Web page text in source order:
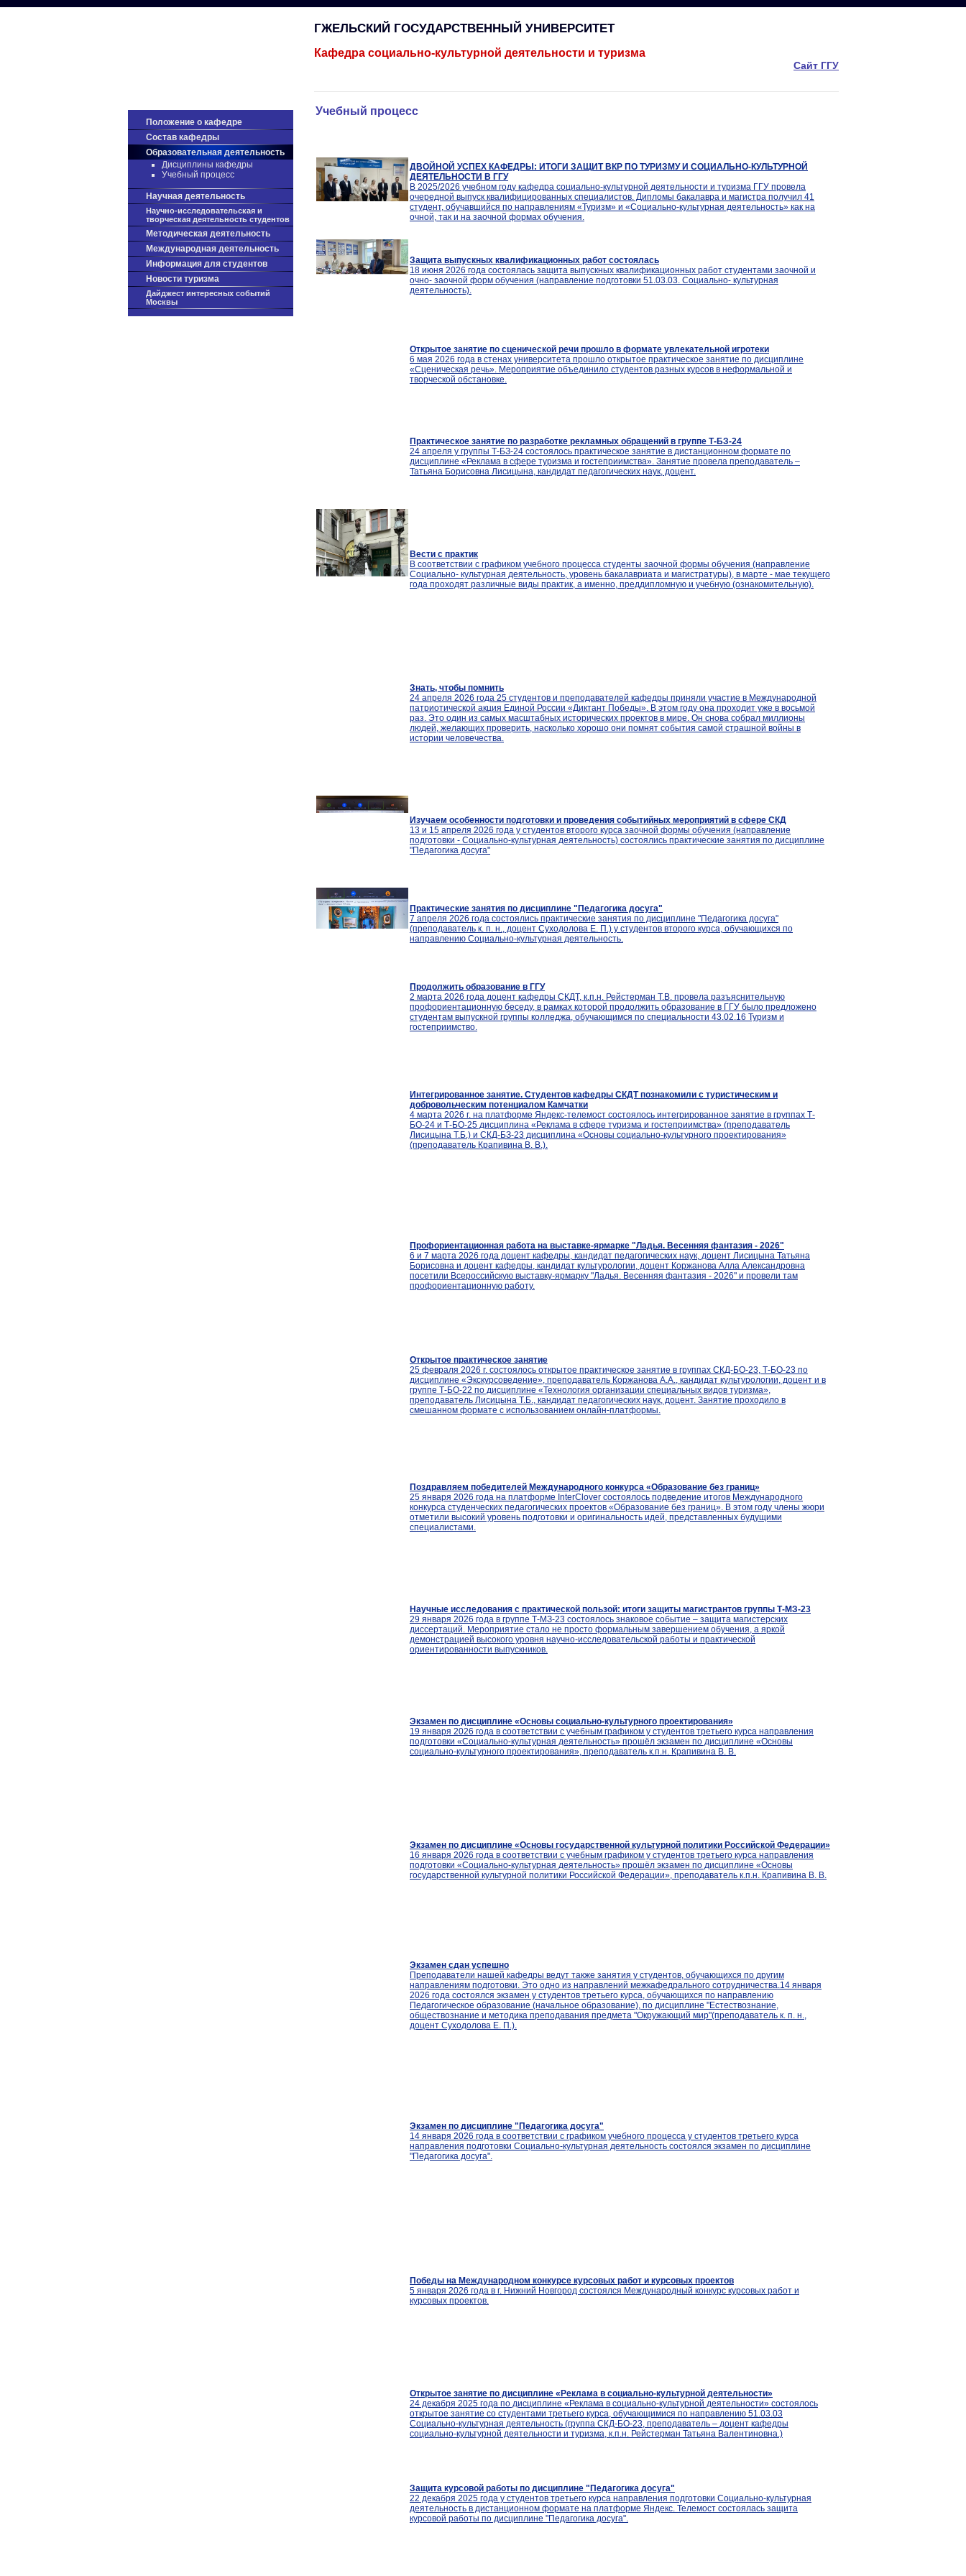
ГЖЕЛЬСКИЙ ГОСУДАРСТВЕННЫЙ УНИВЕРСИТЕТ
Кафедра социально-культурной деятельности и туризма
Сайт ГГУ
Положение о кафедре
Состав кафедры
Образовательная деятельность
Дисциплины кафедры
Учебный процесс
Научная деятельность
Научно-исследовательская и
творческая деятельность студентов
Методическая деятельность
Международная деятельность
Информация для студентов
Новости туризма
Дайджест интересных событий
Москвы
Учебный процесс
ДВОЙНОЙ УСПЕХ КАФЕДРЫ: ИТОГИ ЗАЩИТ ВКР ПО ТУРИЗМУ И СОЦИАЛЬНО-КУЛЬТУРНОЙ
ДЕЯТЕЛЬНОСТИ В ГГУ
В 2025/2026 учебном году кафедра социально-культурной деятельности и туризма ГГУ провела
очередной выпуск квалифицированных специалистов. Дипломы бакалавра и магистра получил 41
студент, обучавшийся по направлениям «Туризм» и «Социально-культурная деятельность» как на
очной, так и на заочной формах обучения.
Защита выпускных квалификационных работ состоялась
18 июня 2026 года состоялась защита выпускных квалификационных работ студентами заочной и
очно- заочной форм обучения (направление подготовки 51.03.03. Социально- культурная
деятельность).
Открытое занятие по сценической речи прошло в формате увлекательной игротеки
6 мая 2026 года в стенах университета прошло открытое практическое занятие по дисциплине
«Сценическая речь». Мероприятие объединило студентов разных курсов в неформальной и
творческой обстановке.
Практическое занятие по разработке рекламных обращений в группе Т-БЗ-24
24 апреля у группы Т-БЗ-24 состоялось практическое занятие в дистанционном формате по
дисциплине «Реклама в сфере туризма и гостеприимства». Занятие провела преподаватель –
Татьяна Борисовна Лисицына, кандидат педагогических наук, доцент.
Вести с практик
В соответствии с графиком учебного процесса студенты заочной формы обучения (направление
Социально- культурная деятельность, уровень бакалавриата и магистратуры), в марте - мае текущего
года проходят различные виды практик, а именно, преддипломную и учебную (ознакомительную).
Знать, чтобы помнить
24 апреля 2026 года 25 студентов и преподавателей кафедры приняли участие в Международной
патриотической акция Единой России «Диктант Победы». В этом году она проходит уже в восьмой
раз. Это один из самых масштабных исторических проектов в мире. Он снова собрал миллионы
людей, желающих проверить, насколько хорошо они помнят события самой страшной войны в
истории человечества.
Изучаем особенности подготовки и проведения событийных мероприятий в сфере СКД
13 и 15 апреля 2026 года у студентов второго курса заочной формы обучения (направление
подготовки - Социально-культурная деятельность) состоялись практические занятия по дисциплине
"Педагогика досуга"
Практические занятия по дисциплине "Педагогика досуга"
7 апреля 2026 года состоялись практические занятия по дисциплине "Педагогика досуга"
(преподаватель к. п. н., доцент Суходолова Е. П.) у студентов второго курса, обучающихся по
направлению Социально-культурная деятельность.
Продолжить образование в ГГУ
2 марта 2026 года доцент кафедры СКДТ, к.п.н. Рейстерман Т.В. провела разъяснительную
профориентационную беседу, в рамках которой продолжить образование в ГГУ было предложено
студентам выпускной группы колледжа, обучающимся по специальности 43.02.16 Туризм и
гостеприимство.
Интегрированное занятие. Студентов кафедры СКДТ познакомили с туристическим и
добровольческим потенциалом Камчатки
4 марта 2026 г. на платформе Яндекс-телемост состоялось интегрированное занятие в группах Т-
БО-24 и Т-БО-25 дисциплина «Реклама в сфере туризма и гостеприимства» (преподаватель
Лисицына Т.Б.) и СКД-БЗ-23 дисциплина «Основы социально-культурного проектирования»
(преподаватель Крапивина В. В.).
Профориентационная работа на выставке-ярмарке "Ладья. Весенняя фантазия - 2026"
6 и 7 марта 2026 года доцент кафедры, кандидат педагогических наук, доцент Лисицына Татьяна
Борисовна и доцент кафедры, кандидат культурологии, доцент Коржанова Алла Александровна
посетили Всероссийскую выставку-ярмарку "Ладья. Весенняя фантазия - 2026" и провели там
профориентационную работу.
Открытое практическое занятие
25 февраля 2026 г. состоялось открытое практическое занятие в группах СКД-БО-23, Т-БО-23 по
дисциплине «Экскурсоведение», преподаватель Коржанова А.А., кандидат культурологии, доцент и в
группе Т-БО-22 по дисциплине «Технология организации специальных видов туризма»,
преподаватель Лисицына Т.Б., кандидат педагогических наук, доцент. Занятие проходило в
смешанном формате с использованием онлайн-платформы.
Поздравляем победителей Международного конкурса «Образование без границ»
25 января 2026 года на платформе InterClover состоялось подведение итогов Международного
конкурса студенческих педагогических проектов «Образование без границ». В этом году члены жюри
отметили высокий уровень подготовки и оригинальность идей, представленных будущими
специалистами.
Научные исследования с практической пользой: итоги защиты магистрантов группы Т-МЗ-23
29 января 2026 года в группе Т-МЗ-23 состоялось знаковое событие – защита магистерских
диссертаций. Мероприятие стало не просто формальным завершением обучения, а яркой
демонстрацией высокого уровня научно-исследовательской работы и практической
ориентированности выпускников.
Экзамен по дисциплине «Основы социально-культурного проектирования»
19 января 2026 года в соответствии с учебным графиком у студентов третьего курса направления
подготовки «Социально-культурная деятельность» прошёл экзамен по дисциплине «Основы
социально-культурного проектирования», преподаватель к.п.н. Крапивина В. В.
Экзамен по дисциплине «Основы государственной культурной политики Российской Федерации»
16 января 2026 года в соответствии с учебным графиком у студентов третьего курса направления
подготовки «Социально-культурная деятельность» прошёл экзамен по дисциплине «Основы
государственной культурной политики Российской Федерации», преподаватель к.п.н. Крапивина В. В.
Экзамен сдан успешно
Преподаватели нашей кафедры ведут также занятия у студентов, обучающихся по другим
направлениям подготовки. Это одно из направлений межкафедрального сотрудничества.14 января
2026 года состоялся экзамен у студентов третьего курса, обучающихся по направлению
Педагогическое образование (начальное образование), по дисциплине "Естествознание,
обществознание и методика преподавания предмета "Окружающий мир"(преподаватель к. п. н.,
доцент Суходолова Е. П.).
Экзамен по дисциплине "Педагогика досуга"
14 января 2026 года в соответствии с графиком учебного процесса у студентов третьего курса
направления подготовки Социально-культурная деятельность состоялся экзамен по дисциплине
"Педагогика досуга".
Победы на Международном конкурсе курсовых работ и курсовых проектов
5 января 2026 года в г. Нижний Новгород состоялся Международный конкурс курсовых работ и
курсовых проектов.
Открытое занятие по дисциплине «Реклама в социально-культурной деятельности»
24 декабря 2025 года по дисциплине «Реклама в социально-культурной деятельности» состоялось
открытое занятие со студентами третьего курса, обучающимися по направлению 51.03.03
Социально-культурная деятельность (группа СКД-БО-23, преподаватель – доцент кафедры
социально-культурной деятельности и туризма, к.п.н. Рейстерман Татьяна Валентиновна.)
Защита курсовой работы по дисциплине "Педагогика досуга"
22 декабря 2025 года у студентов третьего курса направления подготовки Социально-культурная
деятельность в дистанционном формате на платформе Яндекс. Телемост состоялась защита
курсовой работы по дисциплине "Педагогика досуга".